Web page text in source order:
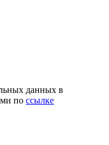
данных в
по ссылке